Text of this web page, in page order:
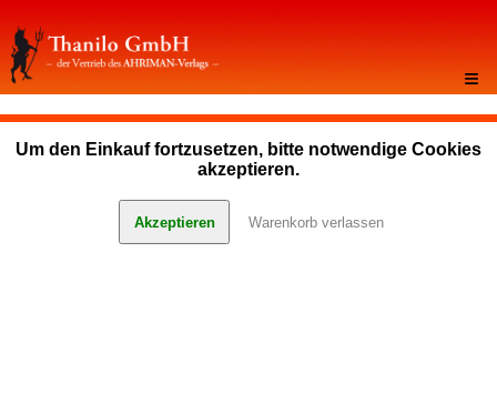
≡
Um den Einkauf fortzusetzen, bitte notwendige Cookies
akzeptieren.
Akzeptieren Warenkorb verlassen